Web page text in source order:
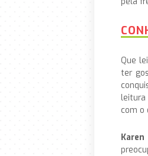
Que
ter
leitura
com o
Karen